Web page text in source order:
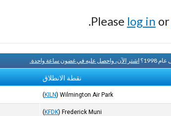
Please log in or
اشتر الآن، واحصل عليه في غضون ساعة واحدة.
نقطة الانطلاق
Wilmington Air Park
(KILN)
Frederick Muni
(KFDK)